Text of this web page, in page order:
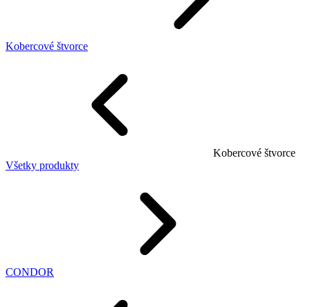
Kobercové štvorce
Kobercové štvorce
Všetky produkty
CONDOR